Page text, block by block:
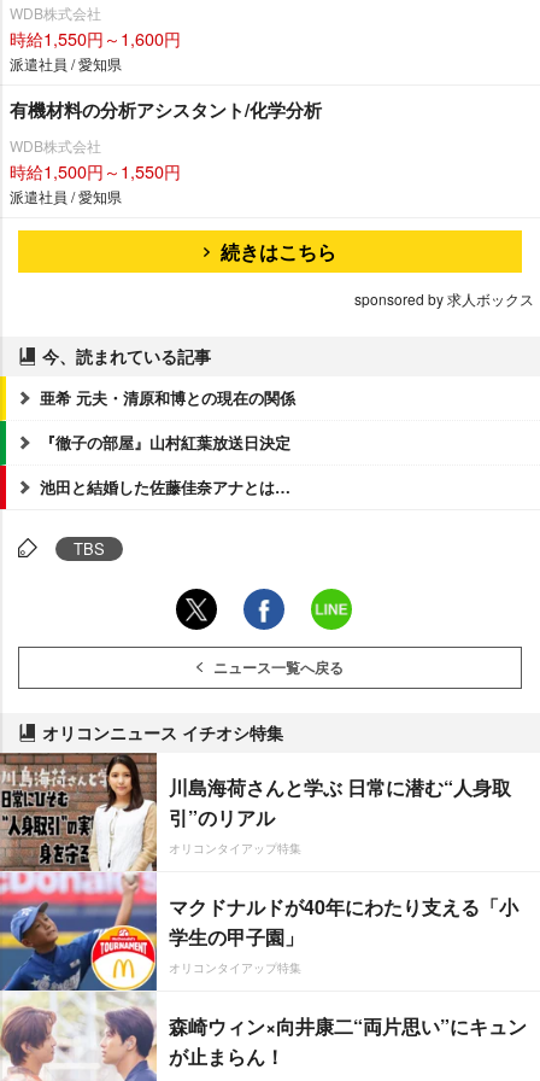
WDB株式会社
時給1,550円～1,600円
派遣社員 / 愛知県
有機材料の分析アシスタント/化学分析
WDB株式会社
時給1,500円～1,550円
派遣社員 / 愛知県
続きはこちら
sponsored by 求人ボックス
今、読まれている記事
亜希 元夫・清原和博との現在の関係
『徹子の部屋』山村紅葉放送日決定
池田と結婚した佐藤佳奈アナとは…
TBS
ニュース一覧へ戻る
オリコンニュース イチオシ特集
川島海荷さんと学ぶ 日常に潜む“人身取
引”のリアル
オリコンタイアップ特集
マクドナルドが40年にわたり支える「小
学生の甲子園」
オリコンタイアップ特集
森崎ウィン×向井康二“両片思い”にキュン
が止まらん！